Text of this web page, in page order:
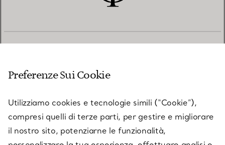
SU TIFFANY & CO.
Preferenze Sui Cookie
Utilizziamo cookies e tecnologie simili (“Cookie”),
compresi quelli di terze parti, per gestire e migliorare
il nostro sito, potenziarne le funzionalità,